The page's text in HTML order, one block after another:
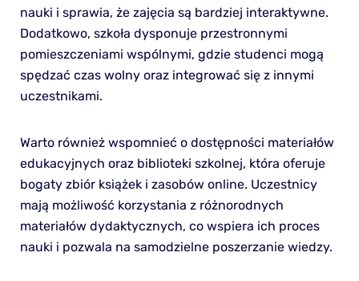
nauki i sprawia, że zajęcia są bardziej interaktywne.
Dodatkowo, szkoła dysponuje przestronnymi
pomieszczeniami wspólnymi, gdzie studenci mogą
spędzać czas wolny oraz integrować się z innymi
uczestnikami.
Warto również wspomnieć o dostępności materiałów
edukacyjnych oraz biblioteki szkolnej, która oferuje
bogaty zbiór książek i zasobów online. Uczestnicy
mają możliwość korzystania z różnorodnych
materiałów dydaktycznych, co wspiera ich proces
nauki i pozwala na samodzielne poszerzanie wiedzy.